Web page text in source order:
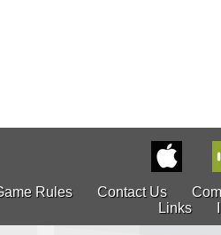
Rules Contact Us
Links